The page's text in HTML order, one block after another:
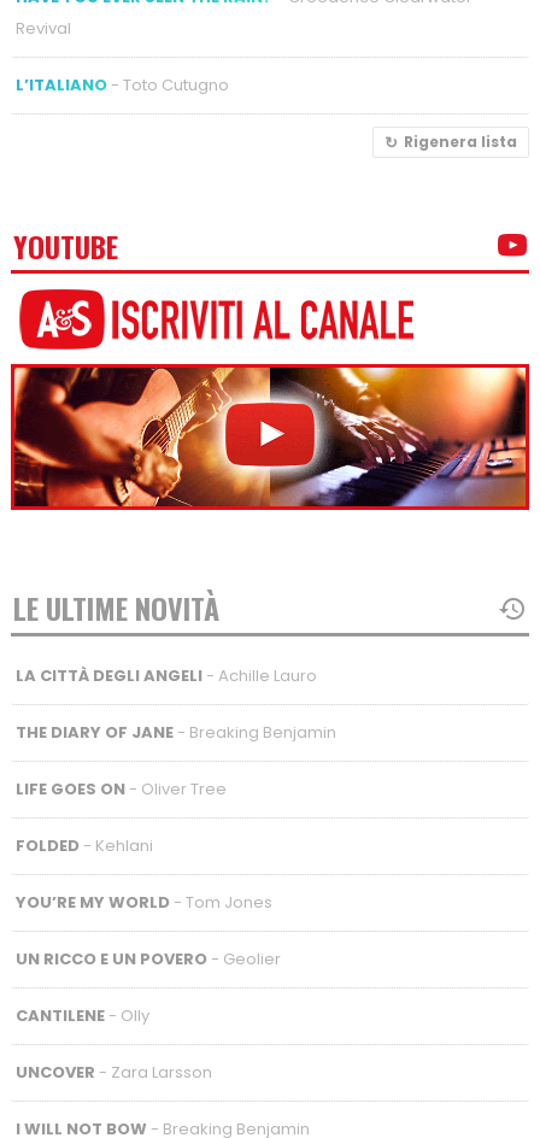
Revival
L’ITALIANO- Toto Cutugno
Rigenera lista
YOUTUBE
LE ULTIME NOVITÀ
LA CITTÀ DEGLI ANGELI- Achille Lauro
THE DIARY OF JANE- Breaking Benjamin
LIFE GOES ON- Oliver Tree
FOLDED- Kehlani
YOU’RE MY WORLD- Tom Jones
UN RICCO E UN POVERO- Geolier
CANTILENE- Olly
UNCOVER - Zara Larsson
I WILL NOT BOW - Breaking Benjamin